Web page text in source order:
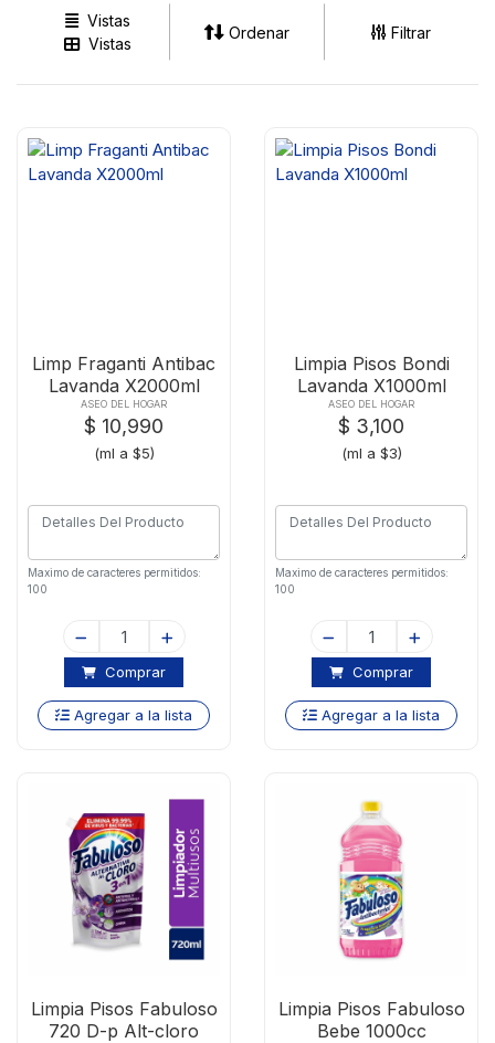
Vistas
Vistas
Ordenar Filtrar
Limp Fraganti Antibac
Lavanda X2000ml
ASEO DEL HOGAR
$ 10,990
(ml a $5)
Maximo de caracteres permitidos:
100
Comprar
Agregar a la lista
Limpia Pisos Bondi
Lavanda X1000ml
ASEO DEL HOGAR
$ 3,100
(ml a $3)
Maximo de caracteres permitidos:
100
Comprar
Agregar a la lista
Limpia Pisos Fabuloso
720 D-p Alt-cloro
Limpia Pisos Fabuloso
Bebe 1000cc